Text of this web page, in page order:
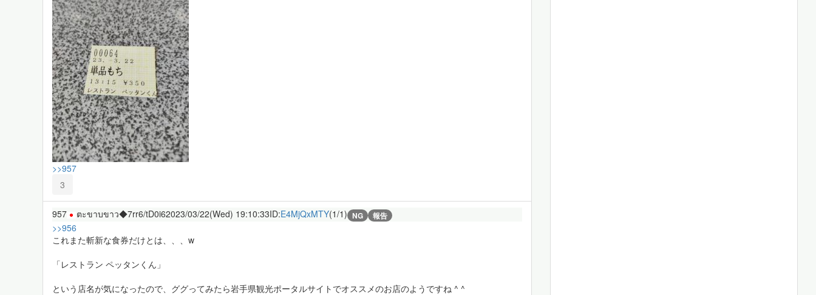
>>957
3
957 ตะขาบขาว◆7rr6/tD0i62023/03/22(Wed) 19:10:33ID:E4MjQxMTY(1/1) NG 報告
>>956
これまた斬新な食券だけとは、、、w
「レストラン ペッタンくん」
という店名が気になったので、ググってみたら岩手県観光ポータルサイトでオススメのお店のようですね ^ ^